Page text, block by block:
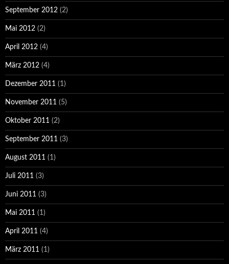
September 2012 (2)
Mai 2012 (2)
April 2012 (4)
März 2012 (4)
Dezember 2011 (1)
November 2011 (5)
Oktober 2011 (2)
September 2011 (3)
August 2011 (1)
Juli 2011 (3)
Juni 2011 (3)
Mai 2011 (1)
April 2011 (4)
März 2011 (1)